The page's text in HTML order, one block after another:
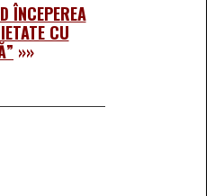
ÎNCEPEREA
CU
»»